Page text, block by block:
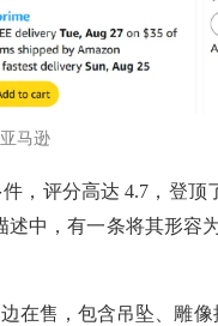
马逊
，评分高达 4.7，登顶
述中，有一条将其形容
在售，包含吊坠、雕